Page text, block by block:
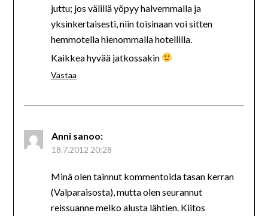
juttu; jos välillä yöpyy halvemmalla ja
yksinkertaisesti, niin toisinaan voi sitten
hemmotella hienommalla hotellilla.
Kaikkea hyvää jatkossakin
Vastaa
Anni sanoo:
18.7.2012 20:28
Minä olen tainnut kommentoida tasan kerran
(Valparaisosta), mutta olen seurannut
reissuanne melko alusta lähtien. Kiitos